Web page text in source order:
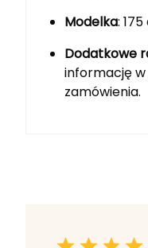
Modelka:
Dodatkowe
informację
zamówienia.